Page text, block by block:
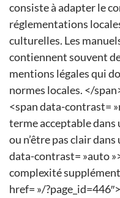
consiste à adapter le
réglementations
culturelles. Les
contiennent souvent
mentions légales qui
normes locales. </
<span data-contrast=
terme acceptable
ou n’être pas clair
data-contrast= »auto
complexité
href= »/